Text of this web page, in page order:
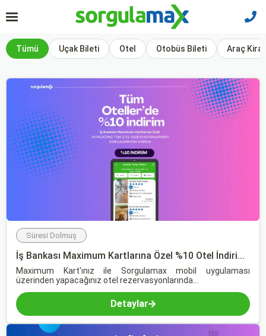
Anasayfa Kampanyalar
Tümü Uçak Bileti Otel Otobüs Bileti Araç
Süresi Dolmuş
İş Bankası Maximum Kartlarına Özel %10 Otel İndiri...
Maximum Kart'ınız ile Sorgulamax mobil uygulaması
üzerinden yapacağınız otel rezervasyonlarında...
Detaylar